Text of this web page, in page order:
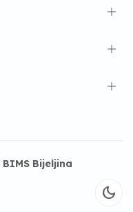
BIMS Bijeljina
dark_mode